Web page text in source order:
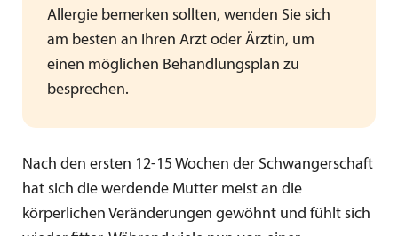
Allergie bemerken sollten, wenden Sie sich
am besten an Ihren Arzt oder Ärztin, um
einen möglichen Behandlungsplan zu
besprechen.
Nach den ersten 12-15 Wochen der Schwangerschaft
hat sich die werdende Mutter meist an die
körperlichen Veränderungen gewöhnt und fühlt sich